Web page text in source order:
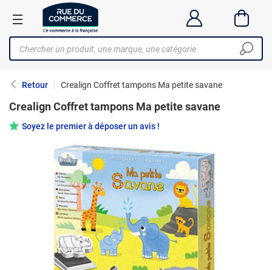
Retour Crealign Coffret tampons Ma petite savane
Crealign Coffret tampons Ma petite savane
Soyez le premier à déposer un avis !